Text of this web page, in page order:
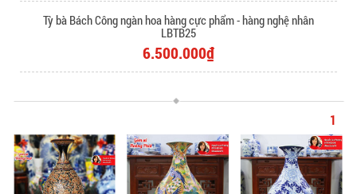
Tỳ bà Bách Công ngàn hoa hàng cực phẩm - hàng nghệ nhân
LBTB25
6.500.000₫
1